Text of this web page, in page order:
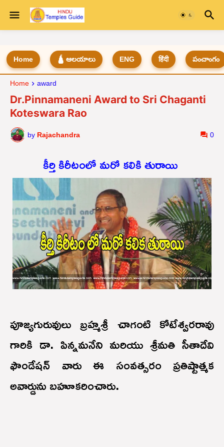
Home 🛕 ఆలయాలు ENG हिंदी పంచాంగం
Home award
Dr.Pinnamaneni Award to Sri Chaganti
Koteswara Rao
by Rajachandra 0
కీర్తి కిరీటంలో మరో కలికి తురాయి
పూజ్యగురువులు బ్రహ్మశ్రీ చాగంటి కోటేశ్వరరావు
గారికి డా. పిన్నమనేని మరియు శ్రీమతి సీతాదేవి
ఫౌండేషన్ వారు ఈ సంవత్సరం ప్రతిష్టాత్మక
అవార్డును బహూకరించారు.